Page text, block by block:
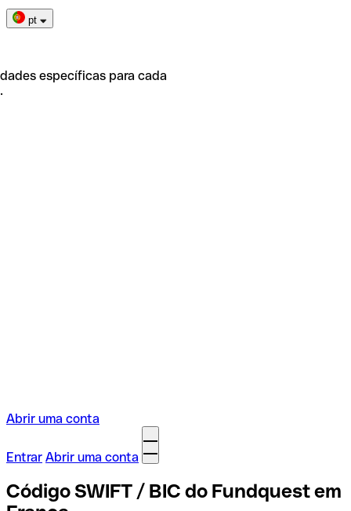
pt
específicas para cada
Abrir uma conta
Entrar Abrir uma conta
Código SWIFT / BIC do Fundquest em